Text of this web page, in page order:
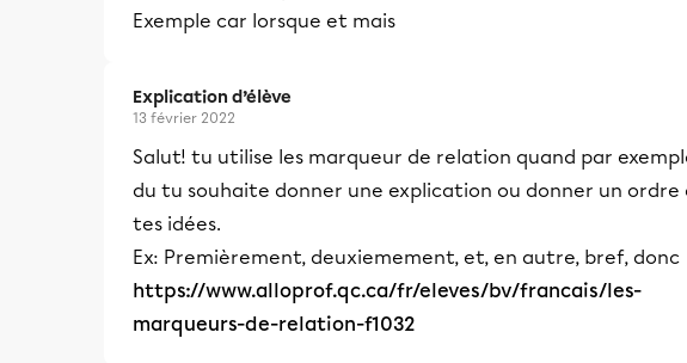
Exemple car lorsque et mais
Explication d’élève
13 février 2022
Salut! tu utilise les marqueur de relation quand par
du tu souhaite donner une explication ou donner un ordre
tes idées.
Ex: Premièrement, deuxiemement, et, en autre, bref, donc
https://www.alloprof.qc.ca/fr/eleves/bv/francais/les-
marqueurs-de-relation-f1032